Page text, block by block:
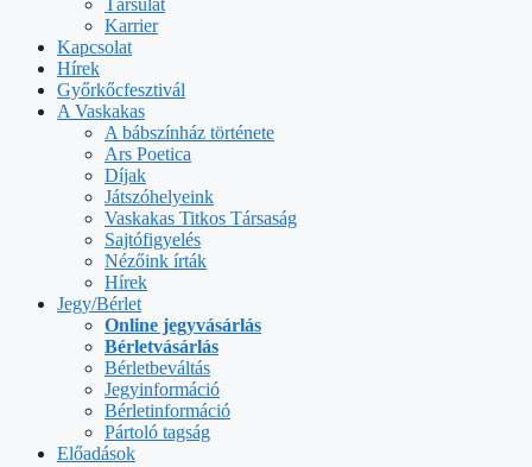
Társulat
Karrier
Kapcsolat
Hírek
Győrkőcfesztivál
A Vaskakas
A bábszínház története
Ars Poetica
Díjak
Játszóhelyeink
Vaskakas Titkos Társaság
Sajtófigyelés
Nézőink írták
Hírek
Jegy/Bérlet
Online jegyvásárlás
Bérletvásárlás
Bérletbeváltás
Jegyinformáció
Bérletinformáció
Pártoló tagság
Előadások